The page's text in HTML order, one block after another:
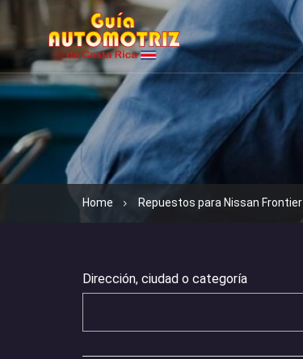
Home Repuestos para Nissan Frontier
Dirección, ciudad o categoría